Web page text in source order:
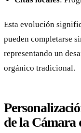
Esta evolución
pueden completarse
representando un
orgánico tradicional.
de la Cámara